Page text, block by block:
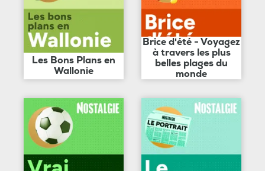
Les Bons Plans en
Wallonie
Brice d'été - Voyagez
à travers les plus
belles plages du
monde